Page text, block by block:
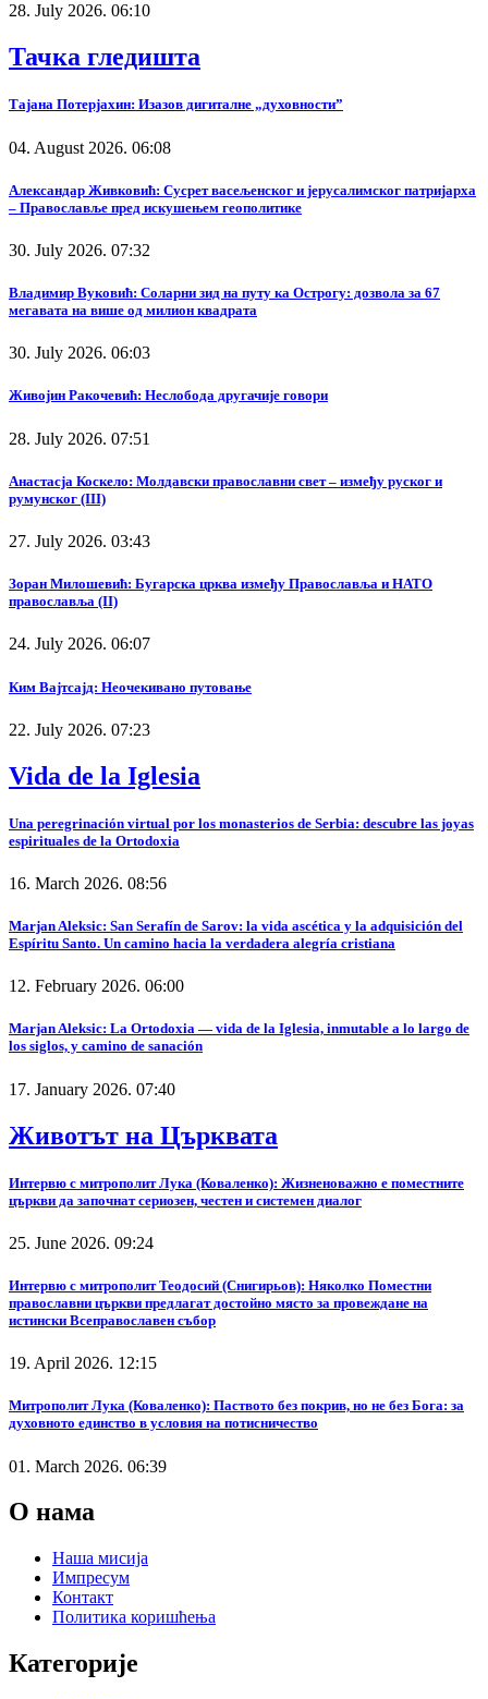
28. July 2026. 06:10
Тачка гледишта
Тајана Потерјахин: Изазов дигиталне „духовности”
04. August 2026. 06:08
Александар Живковић: Сусрет васељенског и јерусалимског патријарха
– Православље пред искушењем геополитике
30. July 2026. 07:32
Владимир Вуковић: Соларни зид на путу ка Острогу: дозвола за 67
мегавата на више од милион квадрата
30. July 2026. 06:03
Живојин Ракочевић: Неслобода другачије говори
28. July 2026. 07:51
Анастасја Коскело: Молдавски православни свет – између руског и
румунског (III)
27. July 2026. 03:43
Зоран Милошевић: Бугарска црква између Православља и НАТО
православља (II)
24. July 2026. 06:07
Ким Вајтсајд: Неочекивано путовање
22. July 2026. 07:23
Vida de la Iglesia
Una peregrinación virtual por los monasterios de Serbia: descubre las joyas
espirituales de la Ortodoxia
16. March 2026. 08:56
Marjan Aleksic: San Serafín de Sarov: la vida ascética y la adquisición del
Espíritu Santo. Un camino hacia la verdadera alegría cristiana
12. February 2026. 06:00
Marjan Aleksic: La Ortodoxia — vida de la Iglesia, inmutable a lo largo de
los siglos, y camino de sanación
17. January 2026. 07:40
Животът на Църквата
Интервю с митрополит Лука (Коваленко): Жизненоважно е поместните
църкви да започнат сериозен, честен и системен диалог
25. June 2026. 09:24
Интервю с митрополит Теодосий (Снигирьов): Няколко Поместни
православни църкви предлагат достойно място за провеждане на
истински Всеправославен събор
19. April 2026. 12:15
Митрополит Лука (Коваленко): Паството без покрив, но не без Бога: за
духовното единство в условия на потисничество
01. March 2026. 06:39
О нама
Наша мисија
Импресум
Контакт
Политика коришћења
Категорије